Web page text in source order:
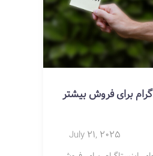
برای فروش بیشتر
July 21, 2025